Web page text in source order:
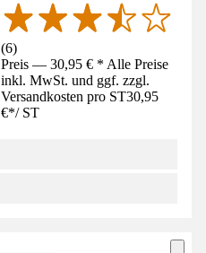
(6)
Preis — 30,95 € * Alle Preise
inkl. MwSt. und ggf. zzgl.
Versandkosten pro ST30,95
€*/ ST